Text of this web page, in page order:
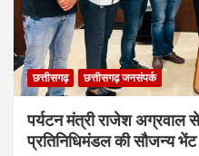
छत्तीसगढ़ छत्तीसगढ़ जनसंपर्क
पर्यटन मंत्री राजेश अग्रवाल
प्रतिनिधिमंडल की सौजन्य भेंट